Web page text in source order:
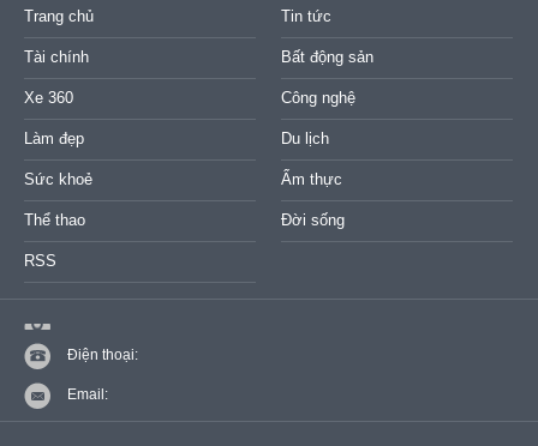
Trang chủ Tin tức
Tài chính Bất động sản
Xe 360 Công nghệ
Làm đẹp Du lịch
Sức khoẻ Ẩm thực
Thể thao Đời sống
RSS
Điện thoại:
Email: